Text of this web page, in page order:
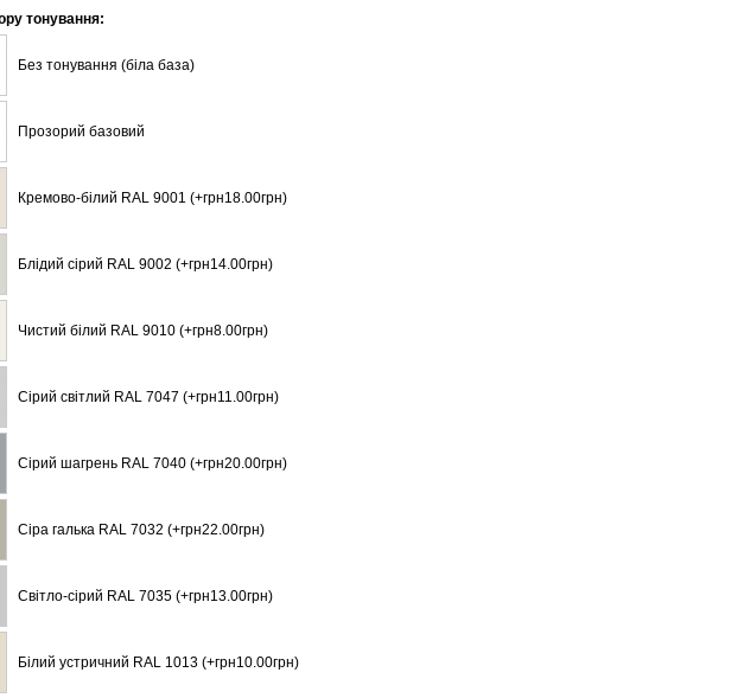
тонування:
Без тонування (біла база)
Прозорий базовий
Кремово-білий RAL 9001 (+грн18.00грн)
Блідий сірий RAL 9002 (+грн14.00грн)
Чистий білий RAL 9010 (+грн8.00грн)
Сірий світлий RAL 7047 (+грн11.00грн)
Сірий шагрень RAL 7040 (+грн20.00грн)
Сіра галька RAL 7032 (+грн22.00грн)
Світло-сірий RAL 7035 (+грн13.00грн)
Білий устричний RAL 1013 (+грн10.00грн)